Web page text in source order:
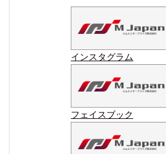
インスタグラム
フェイスブック